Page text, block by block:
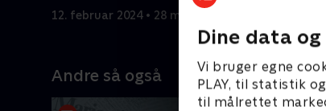
Dine data
Vi bruger egne
PLAY, til statistik
til målrettet
årig får leukæmi.
12. februar 2024 • 28 min
Andre så også